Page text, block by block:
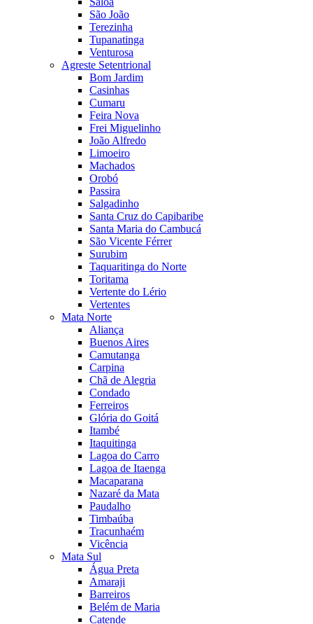
São João
Terezinha
Tupanatinga
Venturosa
Agreste Setentrional
Bom Jardim
Casinhas
Cumaru
Feira Nova
Frei Miguelinho
João Alfredo
Limoeiro
Machados
Orobó
Passira
Salgadinho
Santa Cruz do Capibaribe
Santa Maria do Cambucá
São Vicente Férrer
Surubim
Taquaritinga do Norte
Toritama
Vertente do Lério
Vertentes
Mata Norte
Aliança
Buenos Aires
Camutanga
Carpina
Chã de Alegria
Condado
Ferreiros
Glória do Goitá
Itambé
Itaquitinga
Lagoa do Carro
Lagoa de Itaenga
Macaparana
Nazaré da Mata
Paudalho
Timbaúba
Tracunhaém
Vicência
Mata Sul
Água Preta
Amaraji
Barreiros
Belém de Maria
Catende